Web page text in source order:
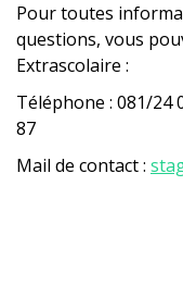
Pour toutes
questions, vous
Extrascolaire :
Téléphone : 081/24
87
Mail de contact :